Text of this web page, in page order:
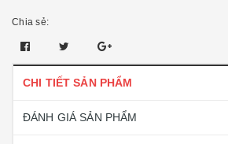
Chia sẻ:
CHI TIẾT SẢN PHẨM
ĐÁNH GIÁ SẢN PHẨM